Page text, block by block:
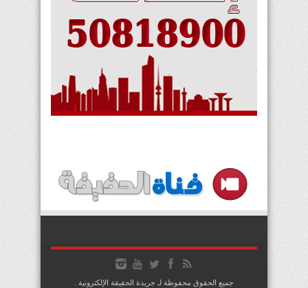
جميع الحقوق محفوظة لـ جريدة الحقيقة الإلكترونية .